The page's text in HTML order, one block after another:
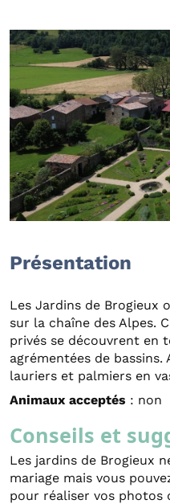
Présentation
Les Jardins de Brogieux
sur la chaîne des Alpes.
privés se découvrent en
agrémentées de
lauriers et palmiers en
Animaux acceptés : non
Conseils et
Les jardins de Brogieux
mariage mais vous
pour réaliser vos photos